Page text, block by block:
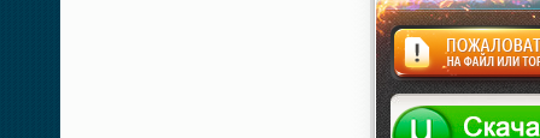
Жалоба